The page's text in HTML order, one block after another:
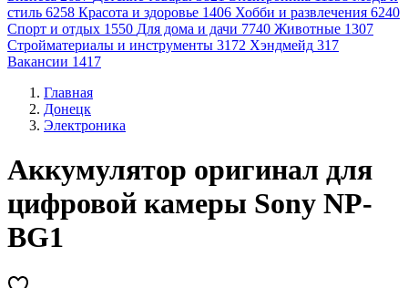
стиль 6258 Красота и здоровье 1406 Хобби и развлечения 6240
Спорт и отдых 1550 Для дома и дачи 7740 Животные 1307
Стройматериалы и инструменты 3172 Хэндмейд 317
Вакансии 1417
Главная
Донецк
Электроника
Аккумулятор оригинал для
цифровой камеры Sony NP-
BG1